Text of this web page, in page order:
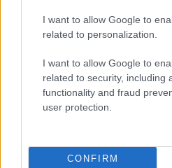
I want to allow Google to
related to personalization.
I want to allow Google to
related to security, including
functionality and fraud
user protection.
CONFIRM